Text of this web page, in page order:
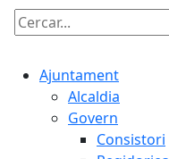
Cercar:
Ajuntament
Alcaldia
Govern
Consistori